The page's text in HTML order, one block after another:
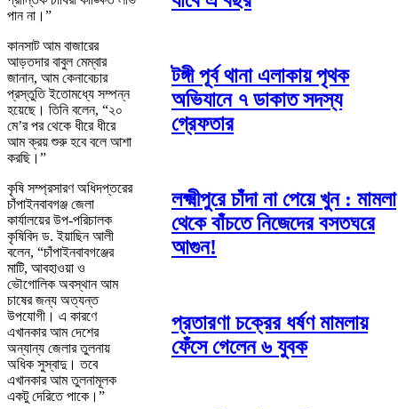
পান না।”
কানসাট আম বাজারের
আড়তদার বাবুল মেম্বার
জানান, আম কেনাবেচার
প্রস্তুতি ইতোমধ্যে সম্পন্ন
হয়েছে। তিনি বলেন, “২০
মে’র পর থেকে ধীরে ধীরে
আম ক্রয় শুরু হবে বলে আশা
করছি।”
কৃষি সম্প্রসারণ অধিদপ্তরের
চাঁপাইনবাবগঞ্জ জেলা
কার্যালয়ের উপ-পরিচালক
কৃষিবিদ ড. ইয়াছিন আলী
বলেন, “চাঁপাইনবাবগঞ্জের
মাটি, আবহাওয়া ও
ভৌগোলিক অবস্থান আম
চাষের জন্য অত্যন্ত
উপযোগী। এ কারণে
এখানকার আম দেশের
অন্যান্য জেলার তুলনায়
অধিক সুস্বাদু। তবে
এখানকার আম তুলনামূলক
একটু দেরিতে পাকে।”
টঙ্গী পূর্ব থানা এলাকায় পৃথক
অভিযানে ৭ ডাকাত সদস্য
গ্রেফতার
লক্ষ্মীপুরে চাঁদা না পেয়ে খুন : মামলা
থেকে বাঁচতে নিজেদের বসতঘরে
আগুন!
প্রতারণা চক্রের ধর্ষণ মামলায়
ফেঁসে গেলেন ৬ যুবক